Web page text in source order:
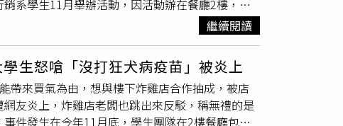
系學生11月舉辦活動，因活動辦在餐廳2樓，認
店老闆洽談合作，想透過推薦參與者購買炸雞的
上發文，聲稱當時他們派出組內最有禮貌的2人去
然曾想過對方不答應合作，但沒料想到對方的態
我不是你們的代售中心，憑什麼覺得我要接
「0成本抽成」，遭逢甲大學學生辱罵。（圖／
傳訊道歉。從截圖看到，女學生表示，「我想就
繼續閱讀
生怒嗆「沒打狂犬病疫苗」被炎上
帶來買氣為由，想與樓下炸雞店合作抽成，被店
網友炎上，炸雞店老闆也跳出來反駁，稱無禮的是
件發生在今年11月底，學生團隊在2樓餐廳包場